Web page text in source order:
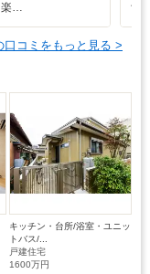
楽…
ち
口コミをもっと見る >
キッチン・台所/浴室・ユニッ
トバス/...
戸建住宅
1600万円